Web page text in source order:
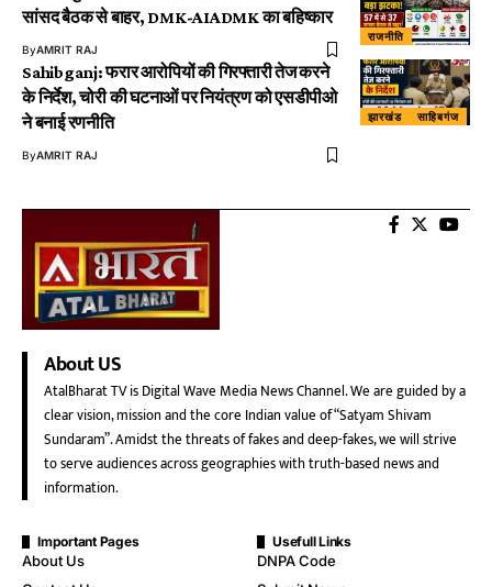
राजनीति
सांसद बैठक से बाहर, DMK-AIADMK का बहिष्कार
ByAMRIT RAJ
झारखंड साहिबगंज
Sahibganj: फरार आरोपियों की गिरफ्तारी तेज करने
के निर्देश, चोरी की घटनाओं पर नियंत्रण को एसडीपीओ
ने बनाई रणनीति
ByAMRIT RAJ
About US
AtalBharat TV is Digital Wave Media News Channel. We are guided by a
clear vision, mission and the core Indian value of “Satyam Shivam
Sundaram”. Amidst the threats of fakes and deep-fakes, we will strive
to serve audiences across geographies with truth-based news and
information.
Important Pages
About Us
Usefull Links
DNPA Code